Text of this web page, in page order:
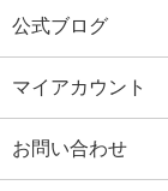
公式ブログ
マイアカウント
お問い合わせ